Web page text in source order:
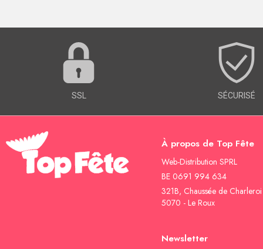
SSL SÉCURISÉ
À propos de Top Fête
Web-Distribution SPRL
BE 0691 994 634
321B, Chaussée de Charleroi
5070 - Le Roux
Newsletter